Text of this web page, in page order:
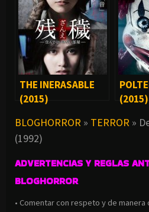
THE INERASABLE
(2015)
(2015)
BLOGHORROR » TERROR »
(1992)
ADVERTENCIAS Y REGLAS
BLOGHORROR
• Comentar con respeto y de manera